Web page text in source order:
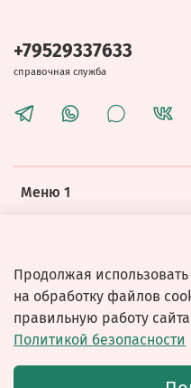
Меню 1
+79529337633
справочная служба
© 2026 Любое
Продолжая
на обработку файлов
правильную работу
Политикой безопасности